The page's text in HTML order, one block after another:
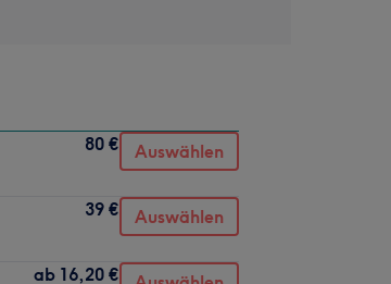
80 € Auswählen
39 € Auswählen
ab 16,20 €